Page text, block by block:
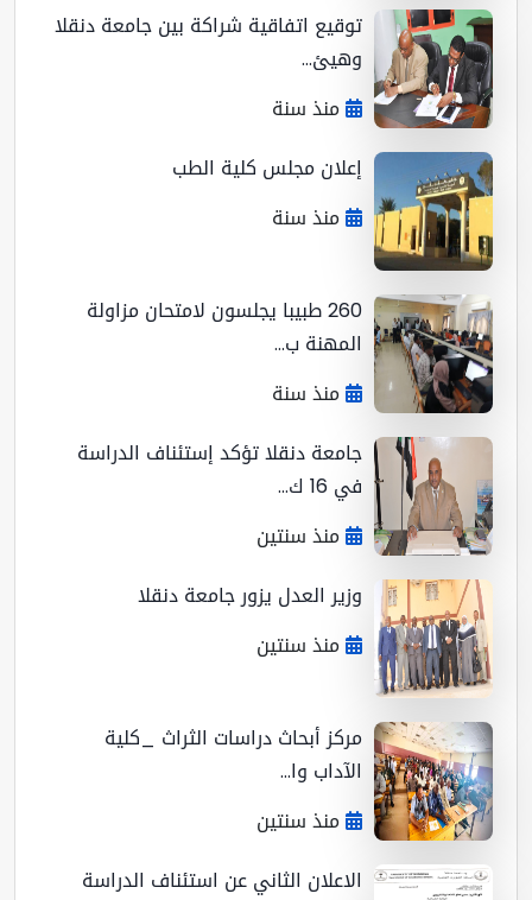
توقيع اتفاقية شراكة بين جامعة دنقلا
وهيئ...
منذ سنة
إعلان مجلس كلية الطب
منذ سنة
260 طبيبا يجلسون لامتحان مزاولة
المهنة ب...
منذ سنة
جامعة دنقلا تؤكد إستئناف الدراسة
في 16 ك...
منذ سنتين
وزير العدل يزور جامعة دنقلا
منذ سنتين
مركز أبحاث دراسات الثراث _كلية
الآداب وا...
منذ سنتين
الاعلان الثاني عن استئناف الدراسة